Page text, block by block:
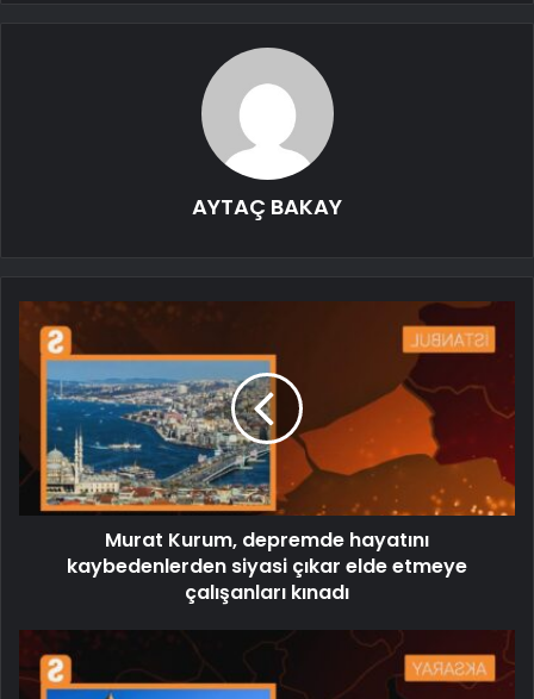
AYTAÇ BAKAY
Murat Kurum, depremde hayatını
kaybedenlerden siyasi çıkar elde etmeye
çalışanları kınadı